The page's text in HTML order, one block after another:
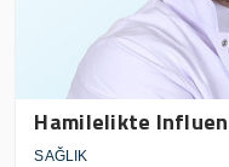
Hamilelikte
SAĞLIK